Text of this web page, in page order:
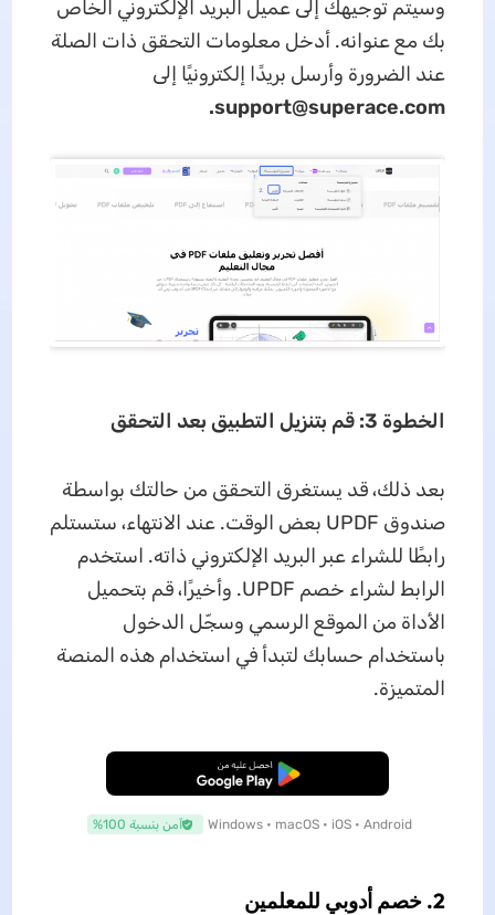
وسيتم توجيهك إلى عميل البريد الإلكتروني الخاص
بك مع عنوانه. أدخل معلومات التحقق ذات الصلة
عند الضرورة وأرسل بريدًا إلكترونيًا إلى
support@superace.com
.
الخطوة 3: قم بتنزيل التطبيق بعد التحقق
بعد ذلك، قد يستغرق التحقق من حالتك بواسطة
صندوق UPDF بعض الوقت. عند الانتهاء، ستستلم
رابطًا للشراء عبر البريد الإلكتروني ذاته. استخدم
الرابط لشراء خصم UPDF. وأخيرًا، قم بتحميل
الأداة من الموقع الرسمي وسجّل الدخول
باستخدام حسابك لتبدأ في استخدام هذه المنصة
المتميزة.
تنزيل مجاني
Windows • macOS • iOS • Android آمن بنسبة 100%
2. خصم أدوبي للمعلمين